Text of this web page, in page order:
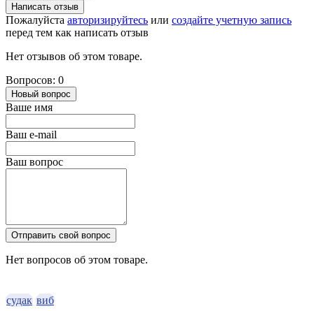
Написать отзыв
Пожалуйста авторизируйтесь или создайте учетную запись
перед тем как написать отзыв
Нет отзывов об этом товаре.
Вопросов: 0
Новый вопрос
Ваше имя
Ваш e-mail
Ваш вопрос
Отправить свой вопрос
Нет вопросов об этом товаре.
судак виб